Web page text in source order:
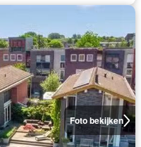
Foto bekijken